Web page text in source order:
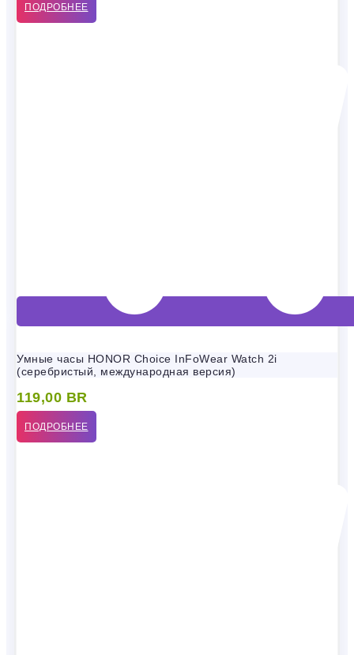
ПОДРОБНЕЕ
Умные часы HONOR Choice InFoWear Watch 2i
(серебристый, международная версия)
119,00 BR
ПОДРОБНЕЕ